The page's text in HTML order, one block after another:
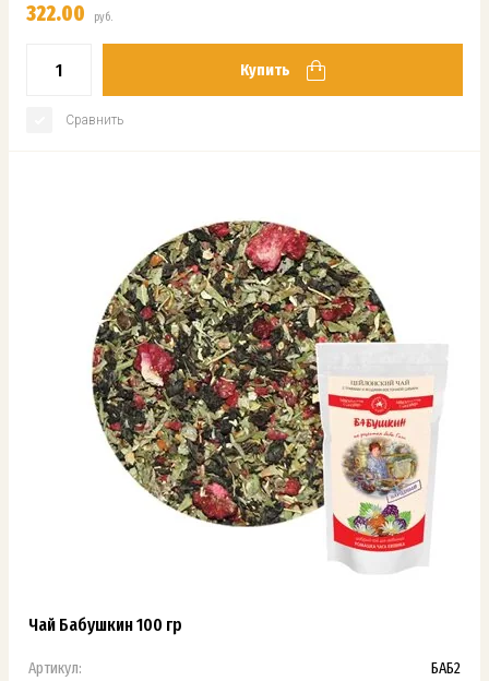
322.00 руб.
Купить
Сравнить
Чай Бабушкин 100 гр
Артикул:
БАБ2